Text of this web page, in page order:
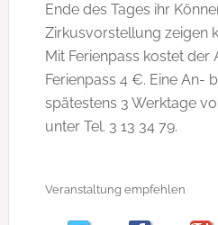
Ende des Tages ihr
Zirkusvorstellung zeigen
Mit Ferienpass kostet
Ferienpass 4 €. Eine An-
spätestens 3 Werktage
unter Tel. 3 13 34 79.
Veranstaltung empfehlen